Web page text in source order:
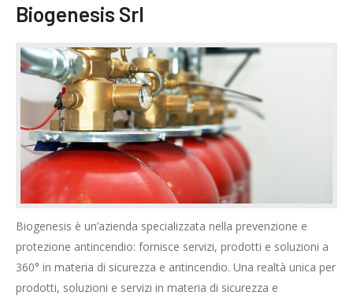
Biogenesis Srl
Biogenesis è un’azienda specializzata nella prevenzione e
protezione antincendio: fornisce servizi, prodotti e soluzioni a
360° in materia di sicurezza e antincendio. Una realtà unica per
prodotti, soluzioni e servizi in materia di sicurezza e